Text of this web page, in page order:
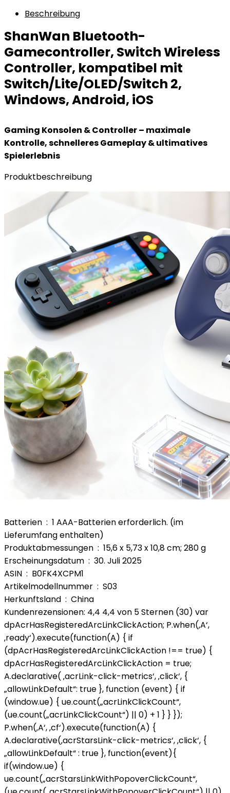
Beschreibung
ShanWan Bluetooth-
Gamecontroller, Switch Wireless
Controller, kompatibel mit
Switch/Lite/OLED/Switch 2,
Windows, Android, iOS
Gaming Konsolen & Controller – maximale
Kontrolle, schnelleres Gameplay & ultimatives
Spielerlebnis
Produktbeschreibung
Batterien ‏ : ‎ 1 AAA-Batterien erforderlich. (im
Lieferumfang enthalten)
Produktabmessungen ‏ : ‎ 15,6 x 5,73 x 10,8 cm; 280 g
Erscheinungsdatum ‏ : ‎ 30. Juli 2025
ASIN ‏ : ‎ B0FK4XCPM1
Artikelmodellnummer ‏ : ‎ S03
Herkunftsland ‏ : ‎ China
Kundenrezensionen: 4,4 4,4 von 5 Sternen (30) var
dpAcrHasRegisteredArcLinkClickAction; P.when(‚A‘,
‚ready‘).execute(function(A) { if
(dpAcrHasRegisteredArcLinkClickAction !== true) {
dpAcrHasRegisteredArcLinkClickAction = true;
A.declarative( ‚acrLink-click-metrics‘, ‚click‘, {
„allowLinkDefault“: true }, function (event) { if
(window.ue) { ue.count(„acrLinkClickCount“,
(ue.count(„acrLinkClickCount“) || 0) + 1 } } });
P.when(‚A‘, ‚cf‘).execute(function(A) {
A.declarative(‚acrStarsLink-click-metrics‘, ‚click‘, {
„allowLinkDefault“ : true }, function(event){
if(window.ue) {
ue.count(„acrStarsLinkWithPopoverClickCount“,